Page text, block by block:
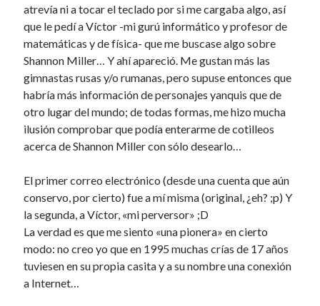
atrevía ni a tocar el teclado por si me cargaba algo, así
que le pedí a Víctor -mi gurú informático y profesor de
matemáticas y de física- que me buscase algo sobre
Shannon Miller… Y ahí apareció. Me gustan más las
gimnastas rusas y/o rumanas, pero supuse entonces que
habría más información de personajes yanquis que de
otro lugar del mundo; de todas formas, me hizo mucha
ilusión comprobar que podía enterarme de cotilleos
acerca de Shannon Miller con sólo desearlo…
El primer correo electrónico (desde una cuenta que aún
conservo, por cierto) fue a mí misma (original, ¿eh? ;p) Y
la segunda, a Víctor, «mi perversor» ;D
La verdad es que me siento «una pionera» en cierto
modo: no creo yo que en 1995 muchas crías de 17 años
tuviesen en su propia casita y a su nombre una conexión
a Internet…